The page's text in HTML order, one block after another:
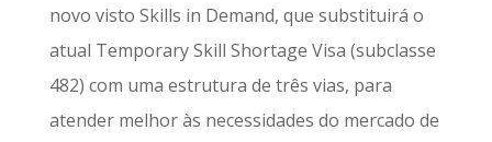
novo visto Skills in Demand, que substituirá o
atual Temporary Skill Shortage Visa (subclasse
482) com uma estrutura de três vias, para
atender melhor às necessidades do mercado de